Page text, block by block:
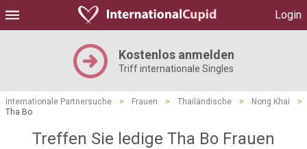
Login
Kostenlos anmelden
Triff internationale Singles
Internationale Partnersuche > Frauen > Thailändische > Nong Khai
>
Tha Bo
Treffen Sie ledige Tha Bo Frauen